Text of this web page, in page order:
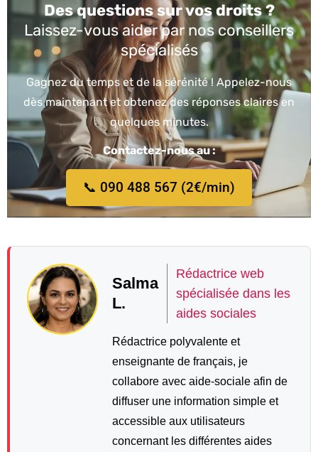
Des questions sur vos droits ?
Laissez-vous aider par nos conseillers
spécialisés
Gagnez du temps et de la sérénité ! Appelez-nous
dès maintenant et obtenez des réponses claires en
quelques minutes.
Contactez-nous au :
📞 090 488 567 (2€/min)
Salma
L.
Rédactrice web
spécialisée dans les
aides sociales
Rédactrice polyvalente et
enseignante de français, je
collabore avec aide-sociale afin de
diffuser une information simple et
accessible aux utilisateurs
concernant les différentes aides